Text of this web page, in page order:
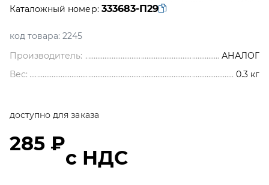
Каталожный номер: 333683-П29
код товара: 2245
Производитель:
АНАЛОГ
Вес:
0.3 кг
доступно для заказа
285 ₽
с НДС